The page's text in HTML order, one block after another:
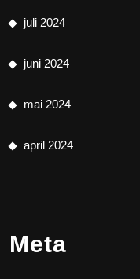
juli 2024
juni 2024
mai 2024
april 2024
Meta